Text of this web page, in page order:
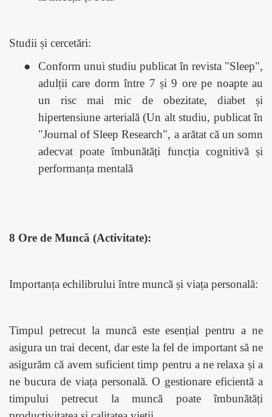
Studii și cercetări:
●
Conform unui studiu publicat în revista "Sleep",
adulții care dorm între 7 și 9 ore pe noapte au
un risc mai mic de obezitate, diabet și
hipertensiune arterială (Un alt studiu, publicat în
"Journal of Sleep Research", a arătat că un somn
adecvat poate îmbunătăți funcția cognitivă și
performanța mentală
8 Ore de Muncă (Activitate):
Importanța echilibrului între muncă și viața personală:
Timpul petrecut la muncă este esențial pentru a ne
asigura un trai decent, dar este la fel de important să ne
asigurăm că avem suficient timp pentru a ne relaxa și a
ne bucura de viața personală. O gestionare eficientă a
timpului petrecut la muncă poate îmbunătăți